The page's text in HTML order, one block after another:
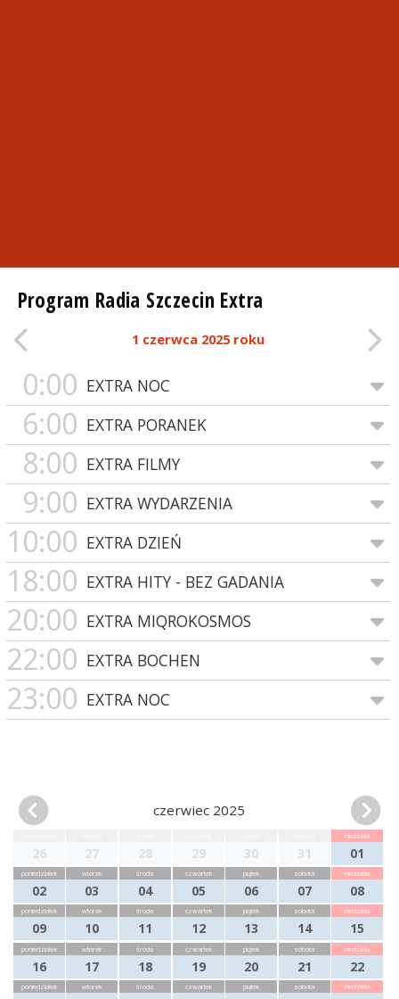
Program Radia Szczecin Extra
1 czerwca 2025 roku
0:00 EXTRA NOC
6:00 EXTRA PORANEK
8:00 EXTRA FILMY
9:00 EXTRA WYDARZENIA
10:00 EXTRA DZIEŃ
18:00 EXTRA HITY - BEZ GADANIA
20:00 EXTRA MIQROKOSMOS
22:00 EXTRA BOCHEN
23:00 EXTRA NOC
czerwiec 2025
26 27 28 29 30 31
niedziela
01
poniedziałek
02
wtorek
03
środa
04
czwartek
05
piątek
06
sobota
07
niedziela
08
poniedziałek
09
wtorek
10
środa
11
czwartek
12
piątek
13
sobota
14
niedziela
15
poniedziałek
16
wtorek
17
środa
18
czwartek
19
piątek
20
sobota
21
niedziela
22
poniedziałek wtorek środa czwartek piątek sobota niedziela